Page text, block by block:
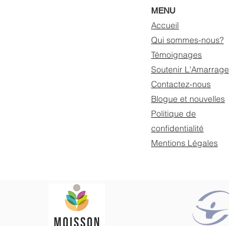
MENU
Accueil
Qui sommes-nous?
Témoignages
Soutenir L'Amarrage
Contactez-nous
Blogue et nouvelles
Politique de
confidentialité
Mentions Légales